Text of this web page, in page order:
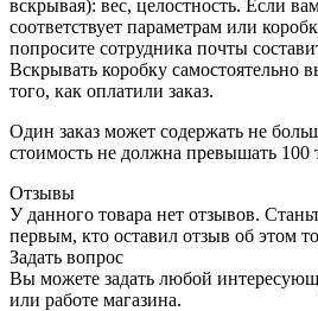
вскрывая): вес, целостность. Если
соответствует параметрам или
попросите сотрудника почты
Вскрывать коробку самостоятельно
того, как оплатили заказ.
Один заказ может содержать не
стоимость не должна превышать 100
Отзывы
У данного товара нет отзывов.
первым, кто оставил отзыв об этом
Задать вопрос
Вы можете задать любой
или работе магазина.